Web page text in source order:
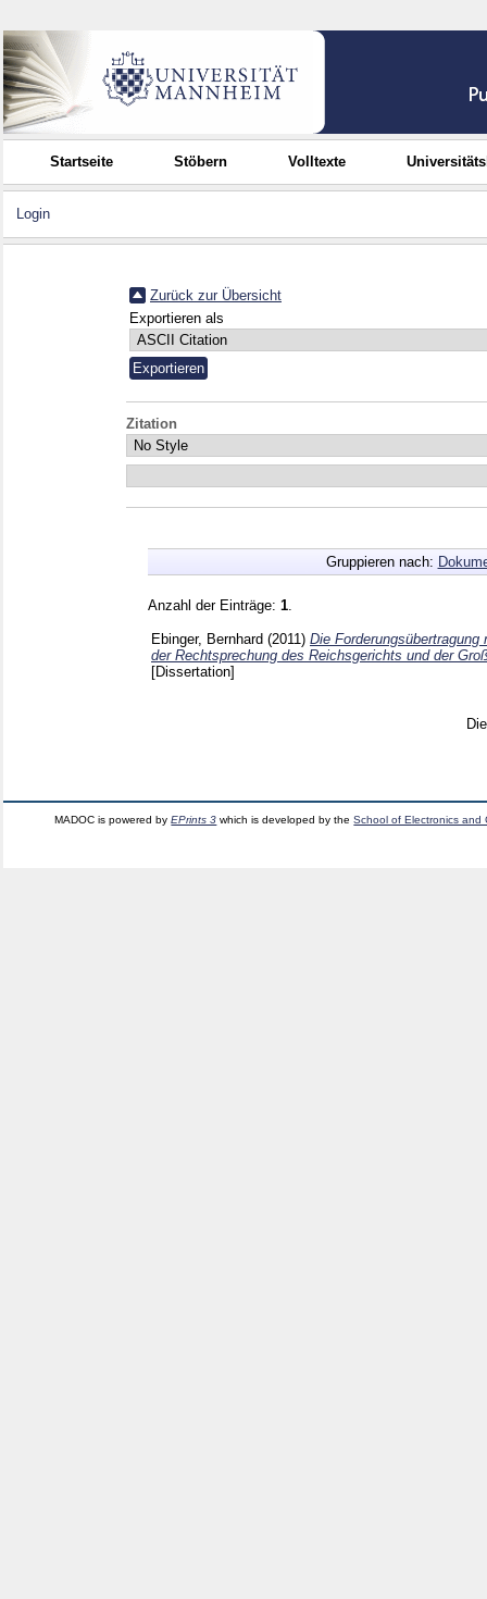
Startseite Stöbern Volltexte
Login
Zurück zur Übersicht
Exportieren als
Zitation
Gruppieren nach:
Anzahl der Einträge: 1
Ebinger, Bernhard (2011) Die
der Rechtsprechung des Reichsgerichts und der
[Dissertation]
MADOC is powered byEPrints 3 which is developed by theSchool of Electronics and